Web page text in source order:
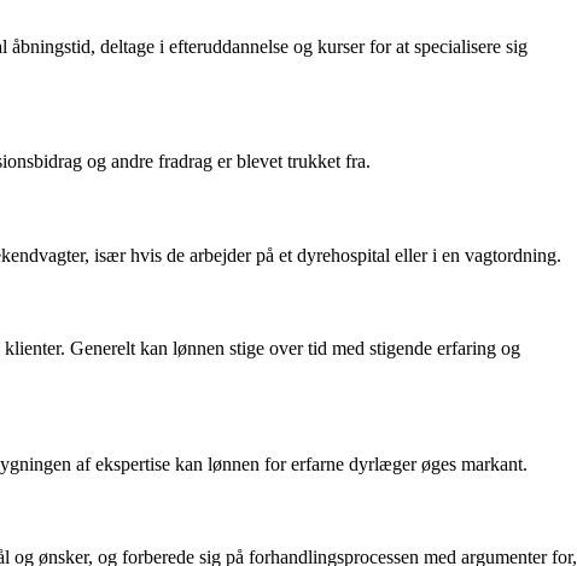
deltage i efteruddannelse og kurser for at specialisere sig
og andre fradrag er blevet trukket fra.
især hvis de arbejder på et dyrehospital eller i en vagtordning.
Generelt kan lønnen stige over tid med stigende erfaring og
af ekspertise kan lønnen for erfarne dyrlæger øges markant.
ønsker, og forberede sig på forhandlingsprocessen med argumenter for,